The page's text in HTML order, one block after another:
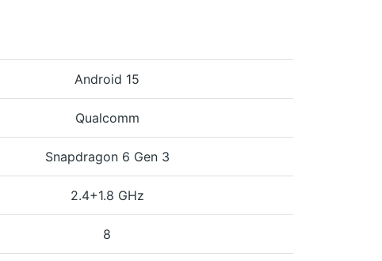
Android 15
Qualcomm
Snapdragon 6 Gen 3
2.4+1.8 GHz
8